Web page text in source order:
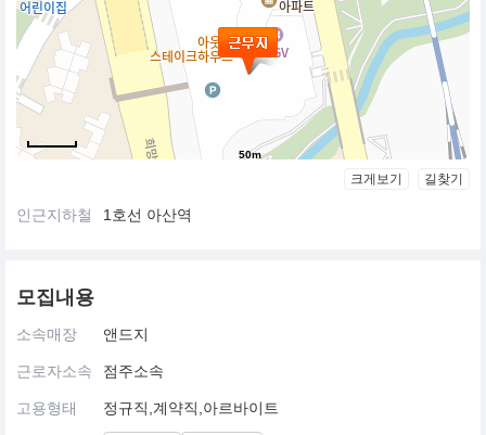
50m
크게보기 길찾기
인근지하철 1호선 아산역
모집내용
소속매장 앤드지
근로자소속 점주소속
고용형태 정규직,계약직,아르바이트